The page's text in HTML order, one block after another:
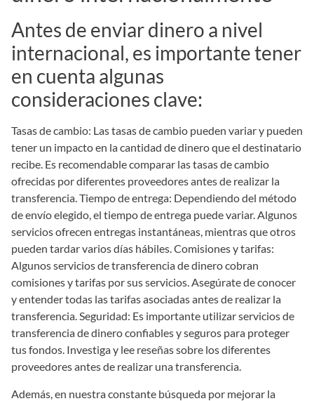
Antes de enviar dinero a nivel
internacional, es importante tener
en cuenta algunas
consideraciones clave:
Tasas de cambio: Las tasas de cambio pueden variar y pueden
tener un impacto en la cantidad de dinero que el destinatario
recibe. Es recomendable comparar las tasas de cambio
ofrecidas por diferentes proveedores antes de realizar la
transferencia. Tiempo de entrega: Dependiendo del método
de envío elegido, el tiempo de entrega puede variar. Algunos
servicios ofrecen entregas instantáneas, mientras que otros
pueden tardar varios días hábiles. Comisiones y tarifas:
Algunos servicios de transferencia de dinero cobran
comisiones y tarifas por sus servicios. Asegúrate de conocer
y entender todas las tarifas asociadas antes de realizar la
transferencia. Seguridad: Es importante utilizar servicios de
transferencia de dinero confiables y seguros para proteger
tus fondos. Investiga y lee reseñas sobre los diferentes
proveedores antes de realizar una transferencia.
Además, en nuestra constante búsqueda por mejorar la